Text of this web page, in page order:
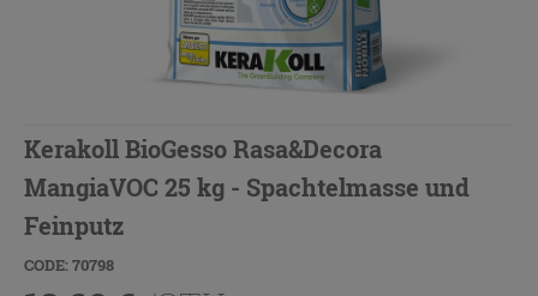
Kerakoll BioGesso Rasa&Decora
MangiaVOC 25 kg - Spachtelmasse und
Feinputz
CODE: 70798